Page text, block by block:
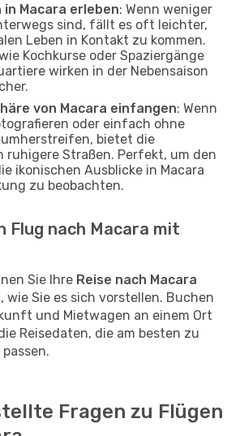
Macara erleben: Wenn weniger
sind, fällt es oft leichter,
Leben in Kontakt zu kommen.
Kochkurse oder Spaziergänge
wirken in der Nebensaison
von Macara einfangen: Wenn
oder einfach ohne
bietet die
ruhigere Straßen. Perfekt, um den
ikonischen Ausblicke in Macara
zu beobachten.
Flug nach Macara mit
Sie Ihre Reise nach Macara
wie Sie es sich vorstellen. Buchen
und Mietwagen an einem Ort
Reisedaten, die am besten zu
Fragen zu Flügen